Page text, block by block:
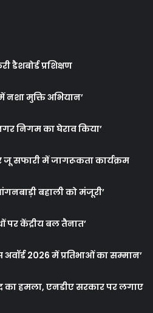
डैशबोर्ड प्रशिक्षण
मुक्ति अभियान’
निगम का घेराव किया’
जू सफारी में जागरूकता कार्यक्रम
बहाली को मंजूरी’
पर केंद्रीय बल तैनात’
2026 में प्रतिभाओं का सम्मान’
का हमला, एनडीए सरकार पर लगाए